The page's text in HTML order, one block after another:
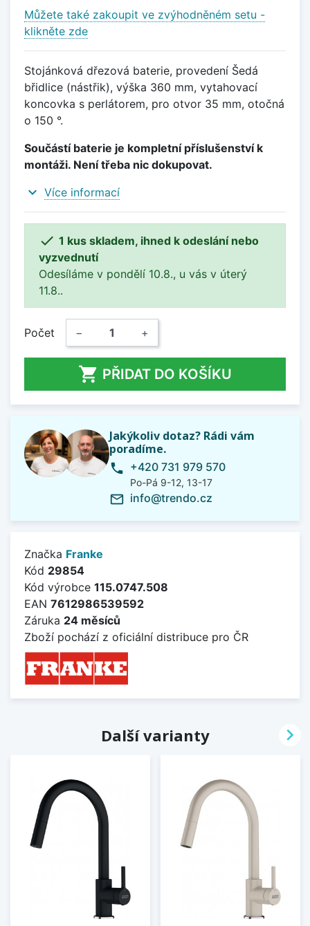
Můžete také zakoupit ve zvýhodněném setu -
klikněte zde
Stojánková dřezová baterie, provedení Šedá
břidlice (nástřik), výška 360 mm, vytahovací
koncovka s perlátorem, pro otvor 35 mm, otočná
o 150 °.
Součástí baterie je kompletní příslušenství k
montáži. Není třeba nic dokupovat.
expand_more Více informací
 1 kus skladem, ihned k odeslání nebo
vyzvednutí
Odesíláme v pondělí 10.8., u vás v úterý
11.8..
Počet − +
 PŘIDAT DO KOŠÍKU
Jakýkoliv dotaz? Rádi vám
poradíme.
phone +420 731 979 570
Po-Pá 9-12, 13-17
mail_outline info@trendo.cz
Značka Franke
Kód 29854
Kód výrobce 115.0747.508
EAN 7612986539592
Záruka 24 měsíců
Zboží pochází z oficiální distribuce pro ČR
Další varianty 